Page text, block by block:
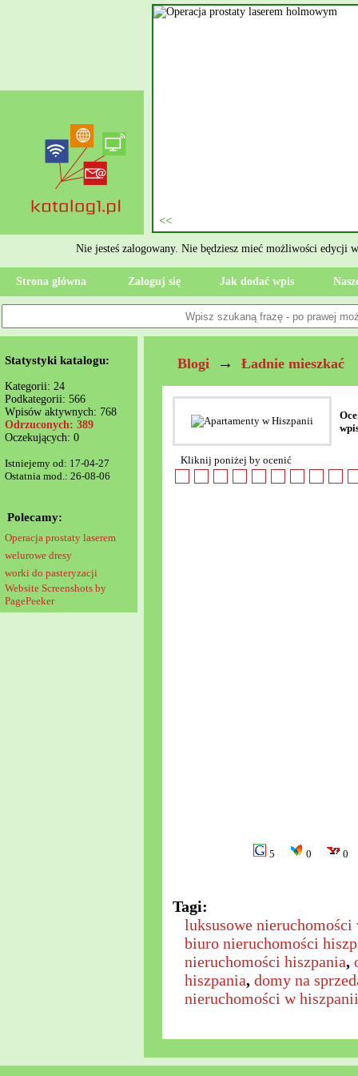
rzetelne układanie płytek
Rzeszów i dbamy o to,
gdy Twoja przestrzeń
przywracając ponownie
Nie jesteś zalogowany. Nie będziesz mieć możliwości edycji
Strona główna Zaloguj się Jak dodać wpis
Statystyki katalogu:
Kategorii: 24
Podkategorii: 566
Wpisów aktywnych: 768
Odrzuconych: 389
Oczekujących: 0
Istniejemy od: 17-04-27
Ostatnia mod.: 26-08-06
Polecamy:
Operacja prostaty laserem
welurowe dresy
worki do pasteryzacji
Website Screenshots by
PagePeeker
Blogi → Ładnie mieszkać
Kliknij poniżej by ocenić
5 0 0
Tagi:
luksusowe
biuro nieruchomości
nieruchomości hiszpania,
hiszpania, domy na
nieruchomości w hiszpanii